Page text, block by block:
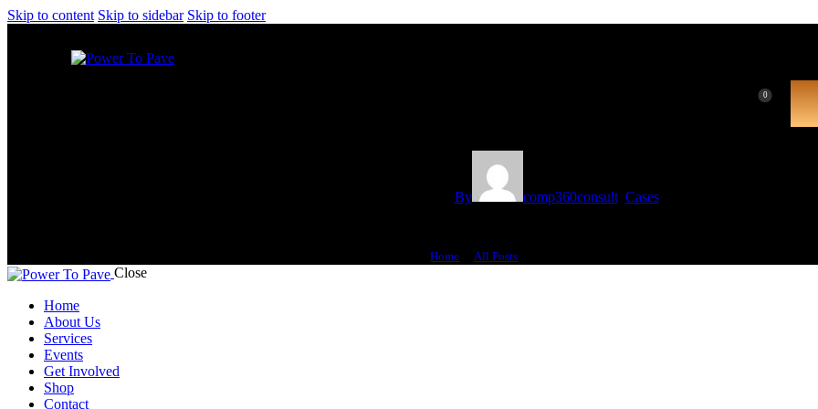
Skip to content Skip to sidebar Skip to footer
0
By comp360consult Cases
Home All Posts
Close
Home
About Us
Services
Events
Get Involved
Shop
Contact